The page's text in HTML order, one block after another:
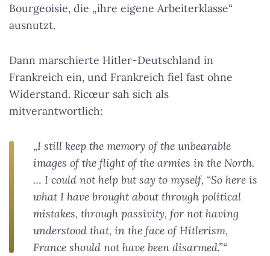
Bourgeoisie, die „ihre eigene Arbeiterklasse“
ausnutzt.
Dann marschierte Hitler-Deutschland in
Frankreich ein, und Frankreich fiel fast ohne
Widerstand. Ricœur sah sich als
mitverantwortlich:
„I still keep the memory of the unbearable
images of the flight of the armies in the North.
… I could not help but say to myself, “So here is
what I have brought about through political
mistakes, through passivity, for not having
understood that, in the face of Hitlerism,
France should not have been disarmed.”“